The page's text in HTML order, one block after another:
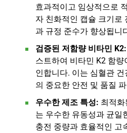
효과적이고 임상적으로
자 친화적인 캡슐 크기로
과 규정 준수가 향상됩니
검증된 저함량 비타민 K2:
스트하여 비타민 K2 함
인합니다. 이는 심혈관
의 중요한 안전 및 품질
우수한 제조 특성: 최적
는 우수한 유동성과 균일
충전 중량과 효율적인 고